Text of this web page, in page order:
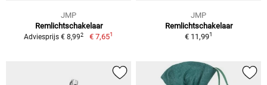
JMP
Remlichtschakelaar
Adviesprijs € 8,992 € 7,651
JMP
Remlichtschakelaar
€ 11,991